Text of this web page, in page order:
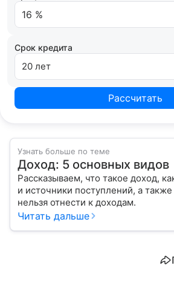
Срок кредита
20 лет
Рассчитать
Узнать больше по теме
Доход: 5 основных видов
Рассказываем, что такое доход,
и источники поступлений, а
нельзя отнести к доходам.
Читать дальше